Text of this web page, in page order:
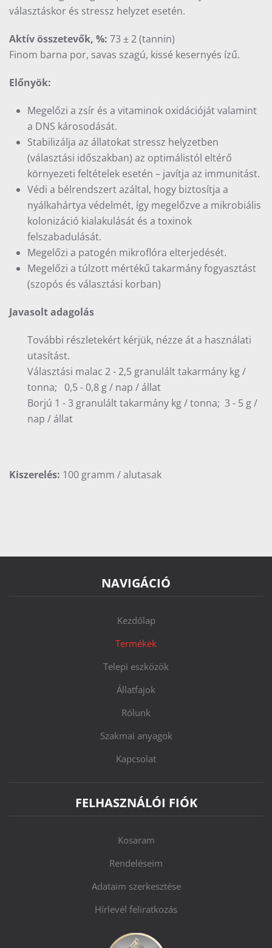
választáskor és stressz helyzet esetén.
Aktív összetevők, %: 73 ± 2 (tannin)
Finom barna por, savas szagú, kissé kesernyés ízű.
Előnyök:
Megelőzi a zsír és a vitaminok oxidációját valamint
a DNS károsodását.
Stabilizálja az állatokat stressz helyzetben
(választási időszakban) az optimálistól eltérő
környezeti feltételek esetén – javítja az immunitást.
Védi a bélrendszert azáltal, hogy biztosítja a
nyálkahártya védelmét, így megelőzve a mikrobiális
kolonizáció kialakulását és a toxinok
felszabadulását.
Megelőzi a patogén mikroflóra elterjedését.
Megelőzi a túlzott mértékű takarmány fogyasztást
(szopós és választási korban)
Javasolt adagolás
További részletekért kérjük, nézze át a használati
utasítást.
Választási malac 2 - 2,5 granulált takarmány kg /
tonna; 0,5 - 0,8 g / nap / állat
Borjú 1 - 3 granulált takarmány kg / tonna; 3 - 5 g /
nap / állat
Kiszerelés: 100 gramm / alutasak
NAVIGÁCIÓ
Kezdőlap
Termékek
Telepi eszközök
Állatfajok
Rólunk
Szakmai anyagok
Kapcsolat
FELHASZNÁLÓI FIÓK
Kosaram
Rendeléseim
Adataim szerkesztése
Hírlevél feliratkozás